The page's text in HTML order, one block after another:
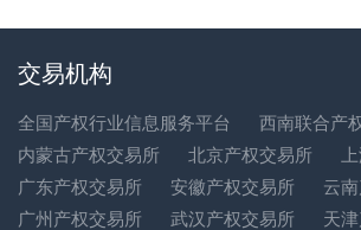
交易机构
全国产权行业信息服务平台
西南联合产
内蒙古产权交易所
北京产权交易所
广东产权交易所
安徽产权交易所
云
广州产权交易所
武汉产权交易所 天